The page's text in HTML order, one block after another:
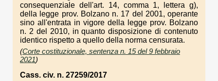
consequenziale dell'art. 14, comma 1, lettera g),
della legge prov. Bolzano n. 17 del 2001, operante
sino all'entrata in vigore della legge prov. Bolzano
n. 2 del 2010, in quanto disposizione di contenuto
identico rispetto a quello della norma censurata.
(Corte costituzionale, sentenza n. 15 del 9 febbraio
2021)
Cass. civ. n. 27259/2017